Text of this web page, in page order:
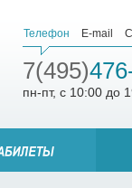
Телефон E-mail
7(495)
пн-пт, с 10:00 до